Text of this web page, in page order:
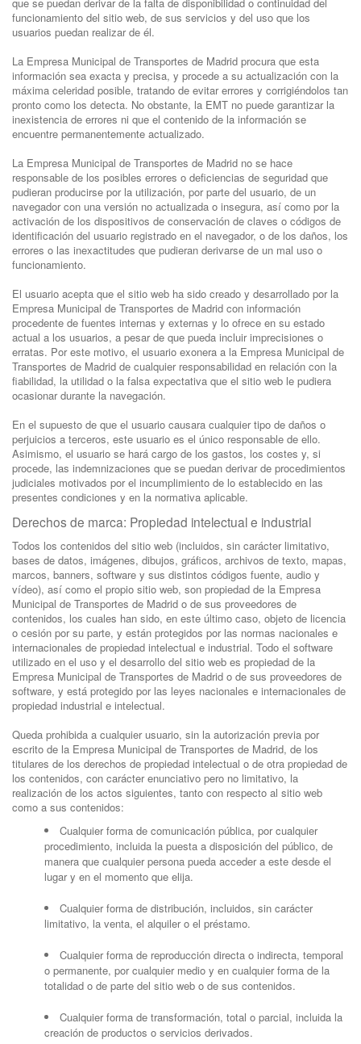
funcionamiento del sitio web, de sus servicios y del uso que los
usuarios puedan realizar de él.
La Empresa Municipal de Transportes de Madrid procura que esta
información sea exacta y precisa, y procede a su actualización con la
máxima celeridad posible, tratando de evitar errores y corrigiéndolos tan
pronto como los detecta. No obstante, la EMT no puede garantizar la
inexistencia de errores ni que el contenido de la información se
encuentre permanentemente actualizado.
La Empresa Municipal de Transportes de Madrid no se hace
responsable de los posibles errores o deficiencias de seguridad que
pudieran producirse por la utilización, por parte del usuario, de un
navegador con una versión no actualizada o insegura, así como por la
activación de los dispositivos de conservación de claves o códigos de
identificación del usuario registrado en el navegador, o de los daños, los
errores o las inexactitudes que pudieran derivarse de un mal uso o
funcionamiento.
El usuario acepta que el sitio web ha sido creado y desarrollado por la
Empresa Municipal de Transportes de Madrid con información
procedente de fuentes internas y externas y lo ofrece en su estado
actual a los usuarios, a pesar de que pueda incluir imprecisiones o
erratas. Por este motivo, el usuario exonera a la Empresa Municipal de
Transportes de Madrid de cualquier responsabilidad en relación con la
fiabilidad, la utilidad o la falsa expectativa que el sitio web le pudiera
ocasionar durante la navegación.
En el supuesto de que el usuario causara cualquier tipo de daños o
perjuicios a terceros, este usuario es el único responsable de ello.
Asimismo, el usuario se hará cargo de los gastos, los costes y, si
procede, las indemnizaciones que se puedan derivar de procedimientos
judiciales motivados por el incumplimiento de lo establecido en las
presentes condiciones y en la normativa aplicable.
Derechos de marca: Propiedad intelectual e industrial
Todos los contenidos del sitio web (incluidos, sin carácter limitativo,
bases de datos, imágenes, dibujos, gráficos, archivos de texto, mapas,
marcos, banners, software y sus distintos códigos fuente, audio y
vídeo), así como el propio sitio web, son propiedad de la Empresa
Municipal de Transportes de Madrid o de sus proveedores de
contenidos, los cuales han sido, en este último caso, objeto de licencia
o cesión por su parte, y están protegidos por las normas nacionales e
internacionales de propiedad intelectual e industrial. Todo el software
utilizado en el uso y el desarrollo del sitio web es propiedad de la
Empresa Municipal de Transportes de Madrid o de sus proveedores de
software, y está protegido por las leyes nacionales e internacionales de
propiedad industrial e intelectual.
Queda prohibida a cualquier usuario, sin la autorización previa por
escrito de la Empresa Municipal de Transportes de Madrid, de los
titulares de los derechos de propiedad intelectual o de otra propiedad de
los contenidos, con carácter enunciativo pero no limitativo, la
realización de los actos siguientes, tanto con respecto al sitio web
como a sus contenidos:
Cualquier forma de comunicación pública, por cualquier
procedimiento, incluida la puesta a disposición del público, de
manera que cualquier persona pueda acceder a este desde el
lugar y en el momento que elija.
Cualquier forma de distribución, incluidos, sin carácter
limitativo, la venta, el alquiler o el préstamo.
Cualquier forma de reproducción directa o indirecta, temporal
o permanente, por cualquier medio y en cualquier forma de la
totalidad o de parte del sitio web o de sus contenidos.
Cualquier forma de transformación, total o parcial, incluida la
creación de productos o servicios derivados.